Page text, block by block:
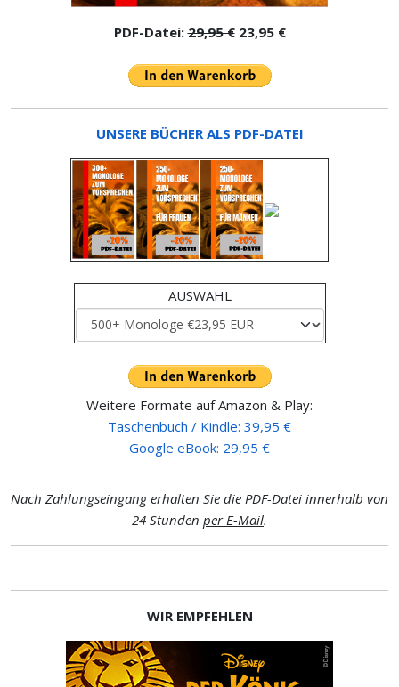
PDF-Datei:29,95 €23,95 €
UNSERE BÜCHER ALS PDF-DATEI
AUSWAHL
Weitere Formate auf Amazon & Play:
Taschenbuch / Kindle: 39,95 €
Google eBook: 29,95 €
Nach Zahlungseingang erhalten Sie die PDF-Datei innerhalb von
24 Stunden per E-Mail.
WIR EMPFEHLEN